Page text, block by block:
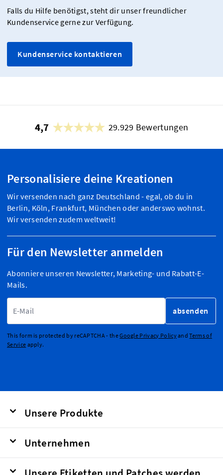
Falls du Hilfe benötigst, steht dir unser freundlicher
Kundenservice gerne zur Verfügung.
Kundenservice kontaktieren
4,7 29.929 Bewertungen
Personalisiere deine Kreationen
Wir versenden nach ganz Deutschland - egal, ob du in
Berlin, Köln, Frankfurt, München oder anderswo wohnst.
Wir versenden zudem weltweit!
Für den Newsletter anmelden
Abonniere unseren Newsletter, Marketing- und Rabatt-E-
Mails.
absenden
This form is protected by reCAPTCHA - theGoogle Privacy PolicyandTerms of
Service apply.
Unsere Produkte
Unternehmen